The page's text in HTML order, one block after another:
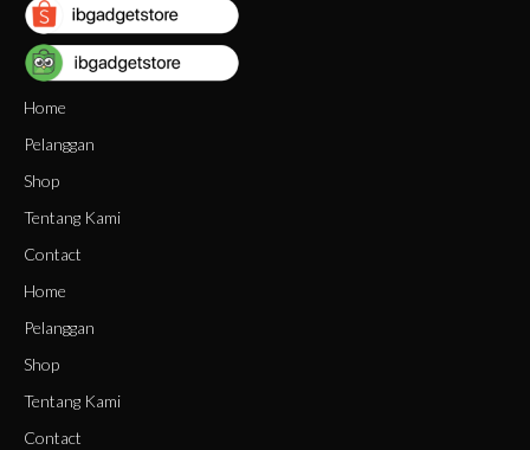
Home
Pelanggan
Shop
Tentang Kami
Contact
Home
Pelanggan
Shop
Tentang Kami
Contact